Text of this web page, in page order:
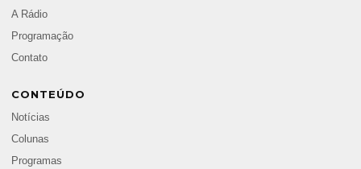
A Rádio
Programação
Contato
CONTEÚDO
Notícias
Colunas
Programas